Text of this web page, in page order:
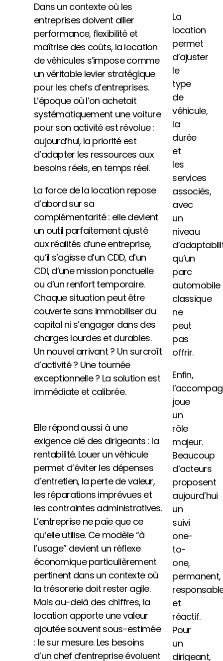
Dans un contexte où les
entreprises doivent allier
performance, flexibilité et
maîtrise des coûts, la location
de véhicules s’impose comme
un véritable levier stratégique
pour les chefs d’entreprises.
L’époque où l’on achetait
systématiquement une voiture
pour son activité est révolue :
aujourd’hui, la priorité est
d’adapter les ressources aux
besoins réels, en temps réel.
La force de la location repose
d’abord sur sa
complémentarité : elle devient
un outil parfaitement ajusté
aux réalités d’une entreprise,
qu’il s’agisse d’un CDD, d’un
CDI, d’une mission ponctuelle
ou d’un renfort temporaire.
Chaque situation peut être
couverte sans immobiliser du
capital ni s’engager dans des
charges lourdes et durables.
Un nouvel arrivant ? Un surcroît
d’activité ? Une tournée
exceptionnelle ? La solution est
immédiate et calibrée.
Elle répond aussi à une
exigence clé des dirigeants : la
rentabilité. Louer un véhicule
permet d’éviter les dépenses
d’entretien, la perte de valeur,
les réparations imprévues et
les contraintes administratives.
L’entreprise ne paie que ce
qu’elle utilise. Ce modèle “à
l’usage” devient un réflexe
économique particulièrement
pertinent dans un contexte où
la trésorerie doit rester agile.
Mais au-delà des chiffres, la
location apporte une valeur
ajoutée souvent sous-estimée
: le sur mesure. Les besoins
d’un chef d’entreprise évoluent
La
location
permet
d’ajuster
le
type
de
véhicule,
la
durée
et
les
services
associés,
avec
un
niveau
qu’un
parc
automobile
classique
ne
peut
pas
offrir.
Enfin,
joue
un
rôle
majeur.
Beaucoup
d’acteurs
proposent
aujourd’hui
un
suivi
one-
to-
one,
permanent,
et
réactif.
Pour
un
dirigeant,